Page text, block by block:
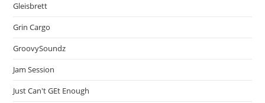
Gleisbrett
Grin Cargo
GroovySoundz
Jam Session
Just Can't GEt Enough